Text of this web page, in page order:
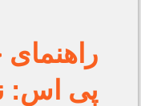
راهنمای
پی اس: